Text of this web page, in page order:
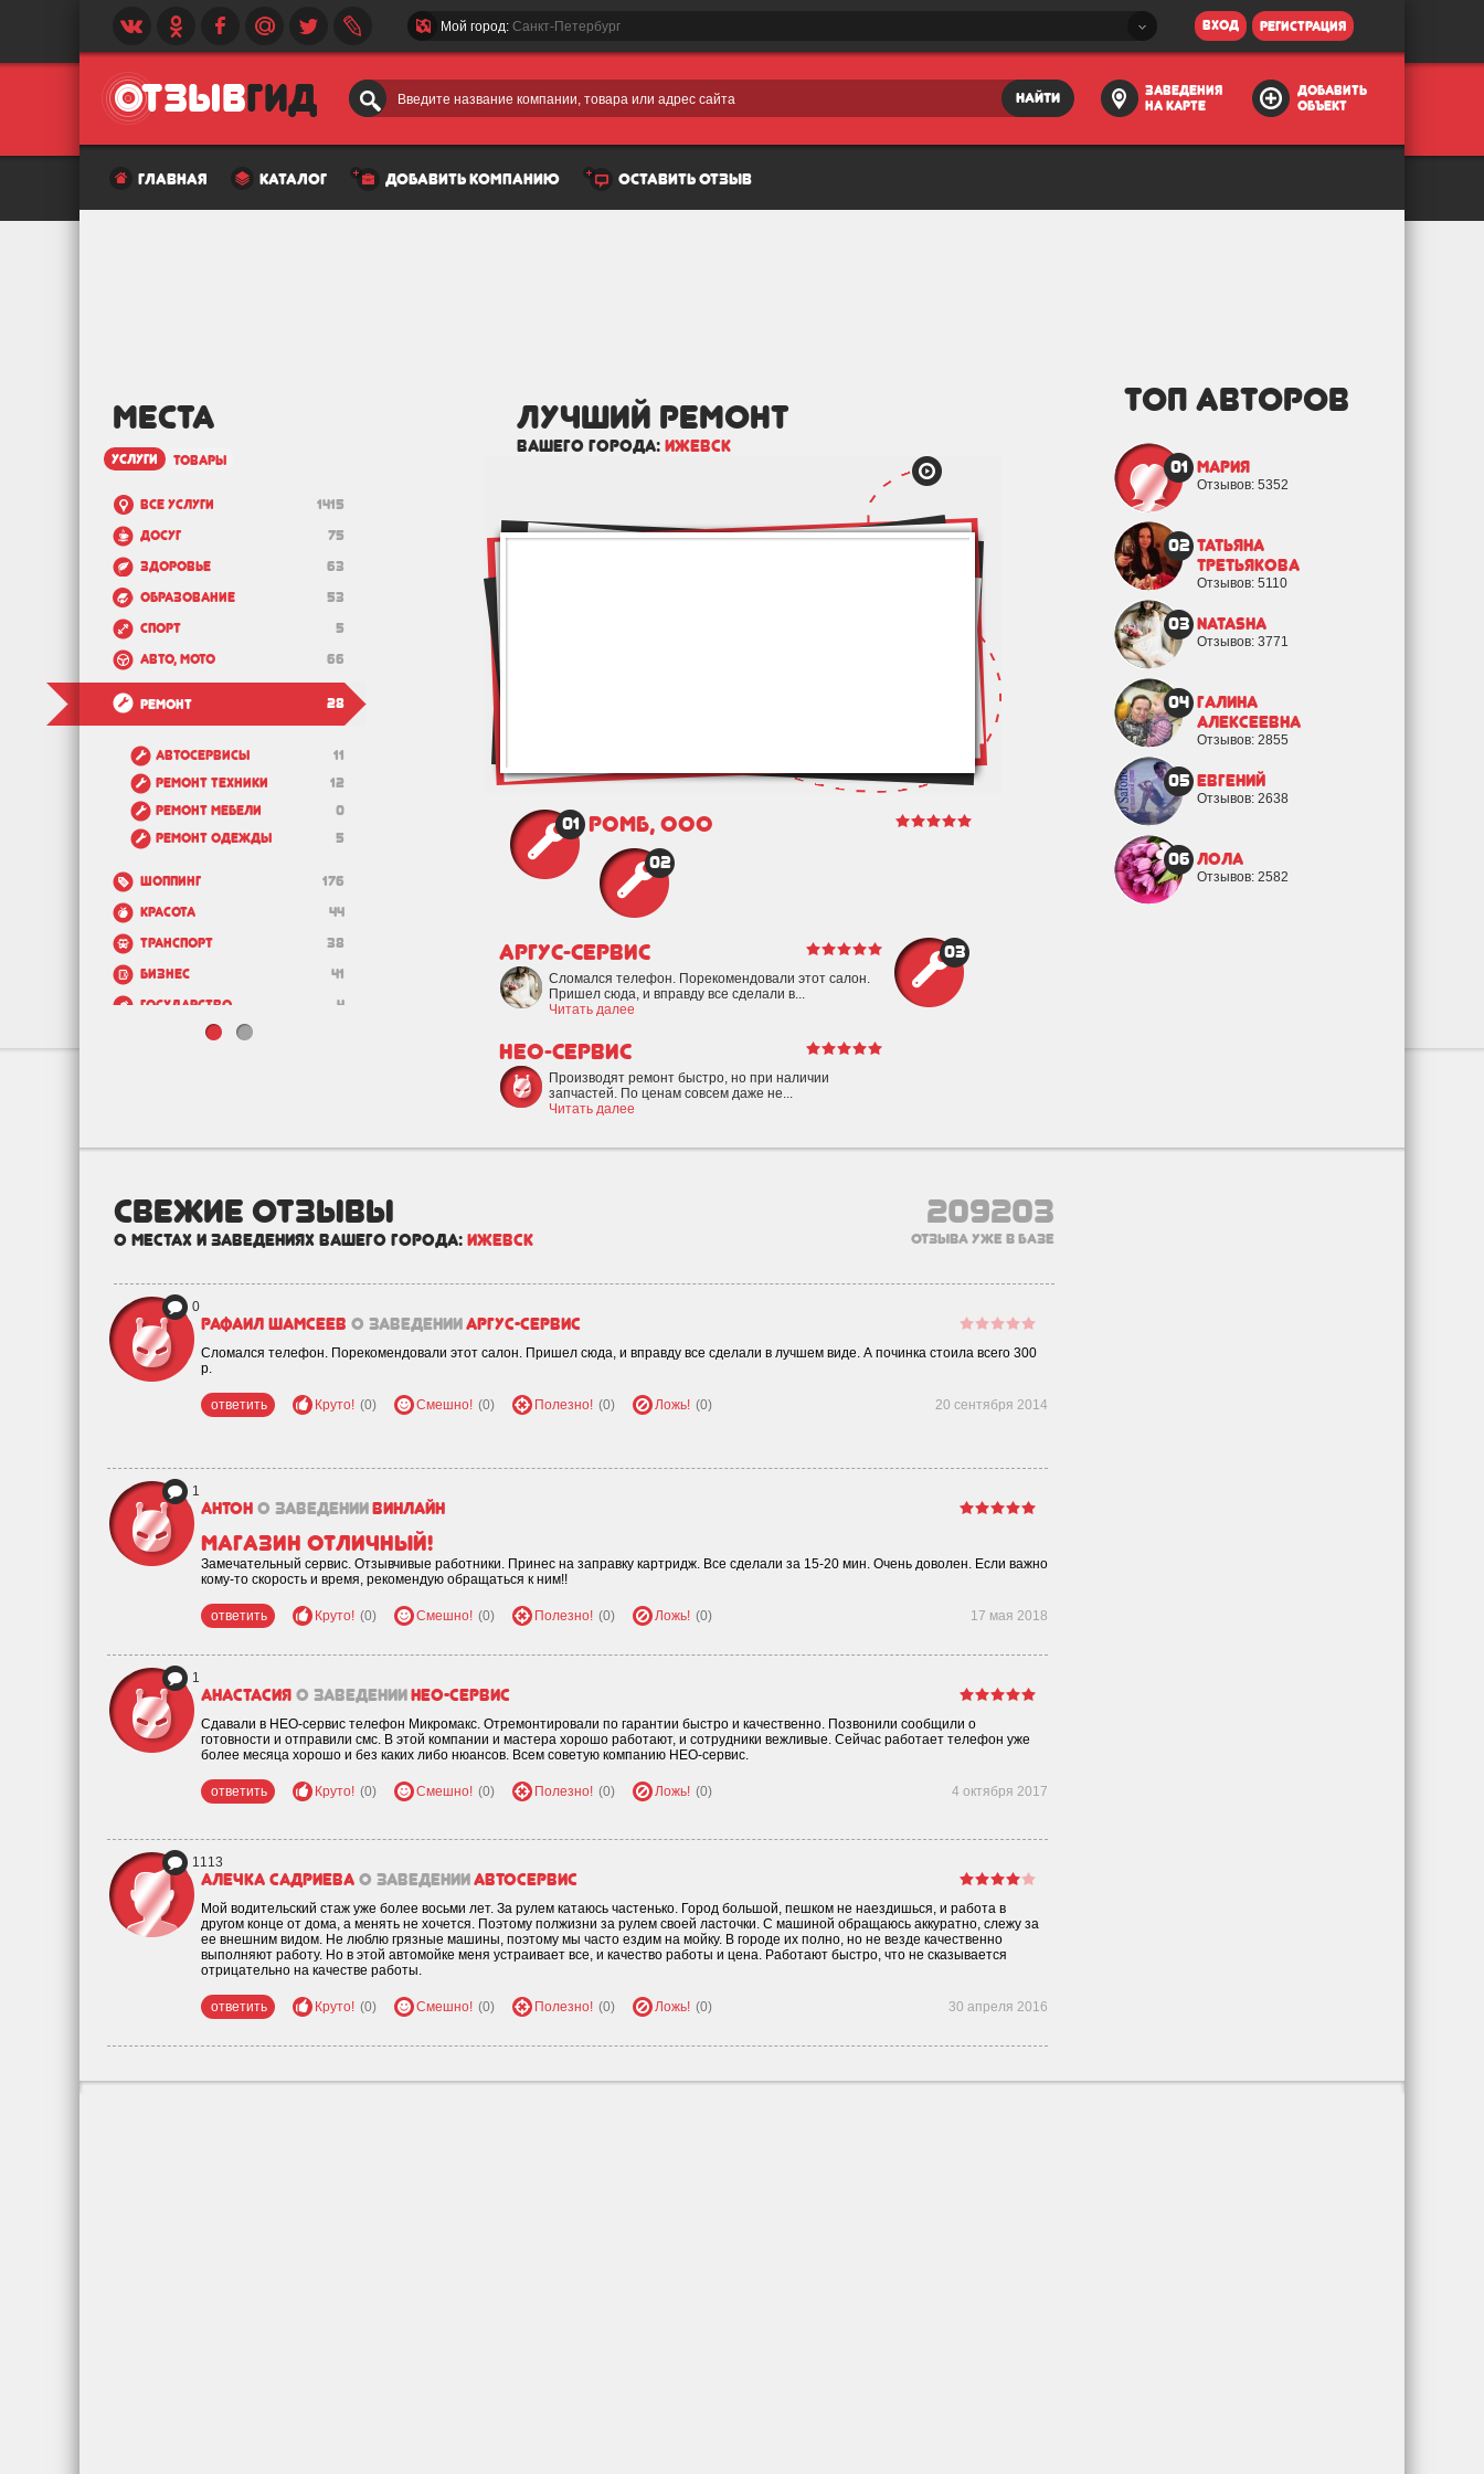
Введите название компании, товара или адрес сайта
Мой город: Санкт-Петербург вход регистрация
найти
заведения
на карте
добавить
объект
главная каталог добавить компанию оставить отзыв
МЕСТА
услуги товары
1415
Все услуги
75
Досуг
63
Здоровье
53
Образование
5
Спорт
66
Авто, мото
28
Ремонт
11
Автосервисы
12
Ремонт техники
0
Ремонт мебели
5
Ремонт одежды
176
Шоппинг
44
Красота
38
Транспорт
41
Бизнес
4
Государство
ТОП АВТОРОВ
01 Мария
Отзывов: 5352
02 Татьяна
Третьякова
Отзывов: 5110
03 natasha
Отзывов: 3771
04 Галина
Алексеевна
Отзывов: 2855
05 евгений
Отзывов: 2638
06 Лола
Отзывов: 2582
лучший Ремонт
вашего города: Ижевск
01 Ромб, ООО
02
Аргус-Сервис
Сломался телефон. Порекомендовали этот салон.
Пришел сюда, и вправду все сделали в...
Читать далее
03
Нео-Сервис
Производят ремонт быстро, но при наличии
запчастей. По ценам совсем даже не...
Читать далее
свежие отзывы
о местах и заведениях вашего города: Ижевск
209203
отзыва уже в базе
0
Рафаил Шамсеев о заведенииАргус-Сервис
Сломался телефон. Порекомендовали этот салон. Пришел сюда, и вправду все сделали в лучшем виде. А починка стоила всего 300
р.
ответить Круто! (0) Смешно! (0) Полезно! (0) Ложь! (0) 20 сентября 2014
1
Антон о заведенииВинлайн
Магазин отличный!
Замечательный сервис. Отзывчивые работники. Принес на заправку картридж. Все сделали за 15-20 мин. Очень доволен. Если важно
кому-то скорость и время, рекомендую обращаться к ним!!
ответить Круто! (0) Смешно! (0) Полезно! (0) Ложь! (0) 17 мая 2018
1
Анастасия о заведенииНео-Сервис
Сдавали в НЕО-сервис телефон Микромакс. Отремонтировали по гарантии быстро и качественно. Позвонили сообщили о
готовности и отправили смс. В этой компании и мастера хорошо работают, и сотрудники вежливые. Сейчас работает телефон уже
более месяца хорошо и без каких либо нюансов. Всем советую компанию НЕО-сервис.
ответить Круто! (0) Смешно! (0) Полезно! (0) Ложь! (0) 4 октября 2017
1113
Алечка Садриева о заведенииАвтосервис
Мой водительский стаж уже более восьми лет. За рулем катаюсь частенько. Город большой, пешком не наездишься, и работа в
другом конце от дома, а менять не хочется. Поэтому полжизни за рулем своей ласточки. С машиной обращаюсь аккуратно, слежу за
ее внешним видом. Не люблю грязные машины, поэтому мы часто ездим на мойку. В городе их полно, но не везде качественно
выполняют работу. Но в этой автомойке меня устраивает все, и качество работы и цена. Работают быстро, что не сказывается
отрицательно на качестве работы.
ответить Круто! (0) Смешно! (0) Полезно! (0) Ложь! (0) 30 апреля 2016